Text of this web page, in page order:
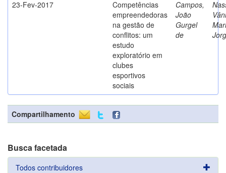
23-Fev-2017
Competências
empreendedoras
na gestão de
conflitos: um
estudo
exploratório em
clubes
esportivos
sociais
Campos,
João
Gurgel
de
Compartilhamento
Busca facetada
Todos contribuidores